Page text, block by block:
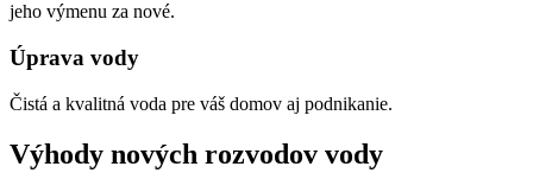
jeho výmenu za nové.
Úprava vody
Čistá a kvalitná voda pre váš domov aj podnikanie.
Výhody nových rozvodov vody